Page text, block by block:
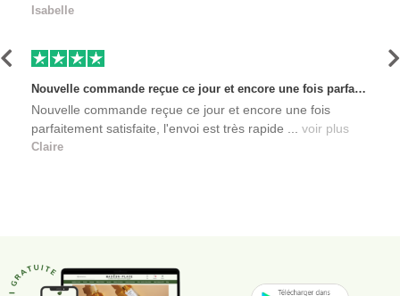
Isabelle
Nouvelle commande reçue ce jour et encore une fois parfaitement satisfaite, l'envoi est très rapide et les produits sont toujours conditionnés de manière personnalisés. L'avantage de commander auprès de créateurs indépendants.
Nouvelle commande reçue ce jour et encore une fois
parfaitement satisfaite, l'envoi est très rapide ... voir plus
Claire
Précédent